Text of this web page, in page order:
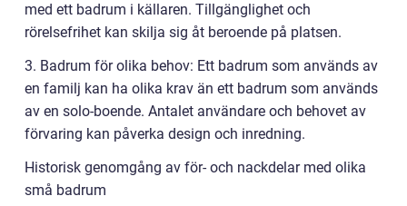
med ett badrum i källaren. Tillgänglighet och
rörelsefrihet kan skilja sig åt beroende på platsen.
3. Badrum för olika behov: Ett badrum som används av
en familj kan ha olika krav än ett badrum som används
av en solo-boende. Antalet användare och behovet av
förvaring kan påverka design och inredning.
Historisk genomgång av för- och nackdelar med olika
små badrum